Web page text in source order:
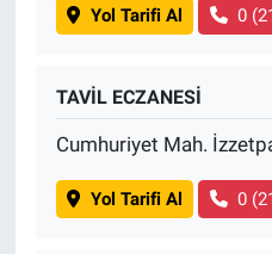
Yol Tarifi Al 0
TAVİL ECZANESİ
Cumhuriyet Mah.
Yol Tarifi Al 0